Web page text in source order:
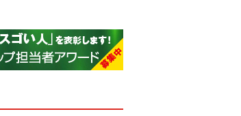
アスクル (1122)
base (1081)